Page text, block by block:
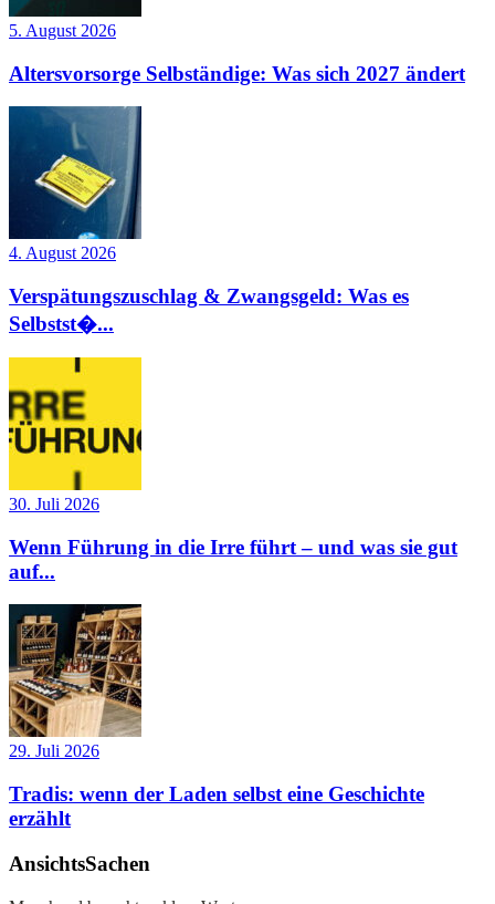
5. August 2026
Altersvorsorge Selbständige: Was sich 2027 ändert
4. August 2026
Verspätungszuschlag & Zwangsgeld: Was es
Selbstst�...
30. Juli 2026
Wenn Führung in die Irre führt – und was sie gut
auf...
29. Juli 2026
Tradis: wenn der Laden selbst eine Geschichte
erzählt
AnsichtsSachen